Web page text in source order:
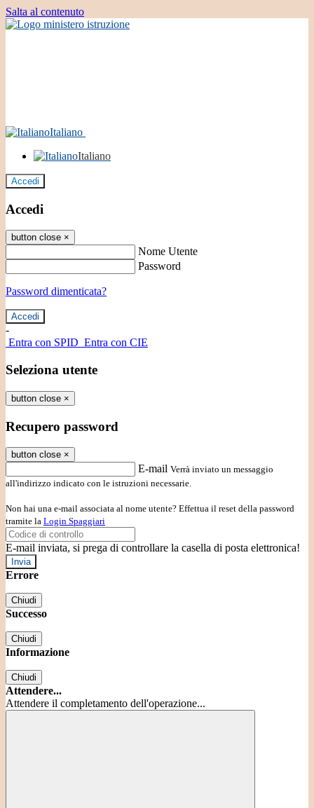
Salta al contenuto
Italiano
Italiano
Accedi
Accedi
button close ×
Nome Utente
Password
Password dimenticata?
-
Entra con SPID Entra con CIE
Seleziona utente
button close ×
Recupero password
button close ×
E-mail Verrà inviato un messaggio
all'indirizzo indicato con le istruzioni necessarie.
Non hai una e-mail associata al nome utente? Effettua il reset della password
tramite la Login Spaggiari
E-mail inviata, si prega di controllare la casella di posta elettronica!
Errore
Chiudi
Successo
Chiudi
Informazione
Chiudi
Attendere...
Attendere il completamento dell'operazione...